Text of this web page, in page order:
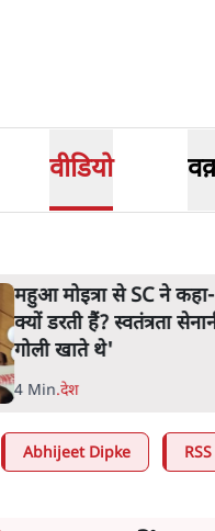
वीडियो
महुआ मोइत्रा से SC ने
क्यों डरती हैं? स्वतंत्रता
गोली खाते थे'
4 Min.देश
Abhijeet Dipke RSS